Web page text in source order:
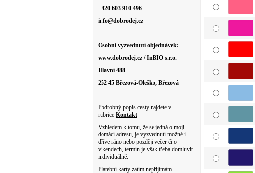
+420 603 910 496
info@dobrodej.cz
Osobní vyzvednutí objednávek:
www.dobrodej.cz / InBIO s.r.o.
Hlavní 488
252 45 Březová-Oleško, Březová
Podrobný popis cesty najdete v
rubrice Kontakt
Vzhledem k tomu, že se jedná o moji
domácí adresu, je vyzvednutí možné i
dříve ráno nebo později večer či o
víkendech, termín je však třeba domluvit
individuálně.
Platební karty zatím nepřijímám.